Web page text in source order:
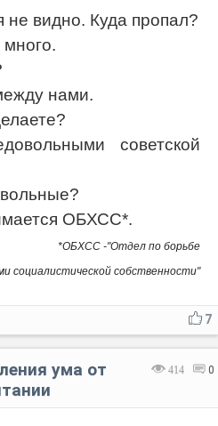
видно. Куда пропал?
нами.
советской
ОБХСС*.
*ОБХСС -"Отдел по борьбе
социалистической собственности"
7
414 0
ума от